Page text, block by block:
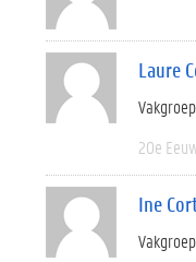
Laure
20e
Ine